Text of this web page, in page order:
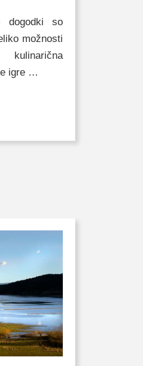
dogodki so
možnosti
igre …